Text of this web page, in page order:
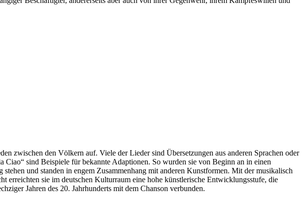
zwischen den Völkern auf. Viele der Lieder sind Übersetzungen aus anderen Sprachen oder
Ciao“ sind Beispiele für bekannte Adaptionen. So wurden sie von Beginn an in einen
und standen in engem Zusammenhang mit anderen Kunstformen. Mit der musikalisch
sie im deutschen Kulturraum eine hohe künstlerische Entwicklungsstufe, die
Jahren des 20. Jahrhunderts mit dem Chanson verbunden.